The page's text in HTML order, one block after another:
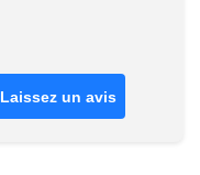
Laissez un avis